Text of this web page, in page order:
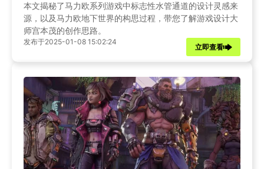
本文揭秘了马力欧系列游戏中标志性水管通道的设计灵感来
源，以及马力欧地下世界的构思过程，带您了解游戏设计大
师宫本茂的创作思路。
发布于2025-01-08 15:02:24
立即查看